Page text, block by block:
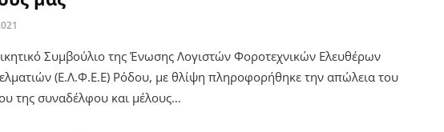
Συμβούλιο της Ένωσης Λογιστών Φοροτεχνικών Ελευθέρων
(Ε.Λ.Φ.Ε.Ε) Ρόδου, με θλίψη πληροφορήθηκε την απώλεια του
της συναδέλφου και μέλους…